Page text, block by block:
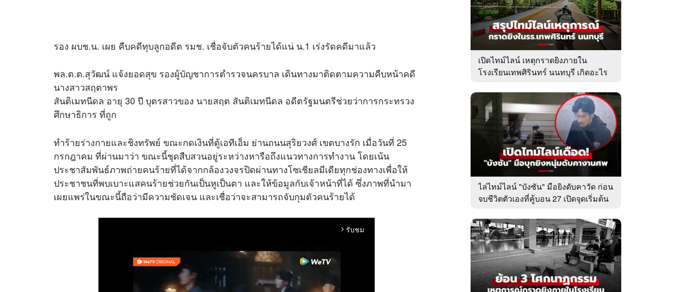
รอง ผบช.น. เผย คืบคดีทุบลูกอดีต รมช. เชื่อจับตัวคนร้ายได้แน่ น.1 เร่งรัดคดีมาแล้ว
พล.ต.ต.สุวัฒน์ แจ้งยอดสุข รองผู้บัญชาการตำรวจนครบาล เดินทางมาติดตามความคืบหน้าคดี
นางสาวสฤตาพร
สันติเมทนีดล อายุ 30 ปี บุตรสาวของ นายสฤต สันติเมทนีดล อดีตรัฐมนตรีช่วยว่าการกระทรวง
ศึกษาธิการ ที่ถูก
ทำร้ายร่างกายและชิงทรัพย์ ขณะกดเงินที่ตู้เอทีเอ็ม ย่านถนนสุริยวงศ์ เขตบางรัก เมื่อวันที่ 25
กรกฎาคม ที่ผ่านมาว่า ขณะนี้ชุดสืบสวนอยู่ระหว่างหารือถึงแนวทางการทำงาน โดยเน้น
ประชาสัมพันธ์ภาพถ่ายคนร้ายที่ได้จากกล้องวงจรปิดผ่านทางโซเชียลมีเดียทุกช่องทางเพื่อให้
ประชาชนที่พบเบาะแสคนร้ายช่วยกันเป็นหูเป็นตา และให้ข้อมูลกับเจ้าหน้าที่ได้ ซึ่งภาพที่นำมา
เผยแพร่ในขณะนี้ถือว่ามีความชัดเจน และเชื่อว่าจะสามารถจับกุมตัวคนร้ายได้
arrow_forward_ios รับชม
เปิดไทม์ไลน์ เหตุกราดยิงภายใน
โรงเรียนเทพศิรินทร์ นนทบุรี เกิดอะไร
ไล่ไทม์ไลน์ "บังซัน" มือยิงดับคาวัด ก่อน
จบชีวิตตัวเองที่คู้บอน 27 เปิดจุดเริ่มต้น